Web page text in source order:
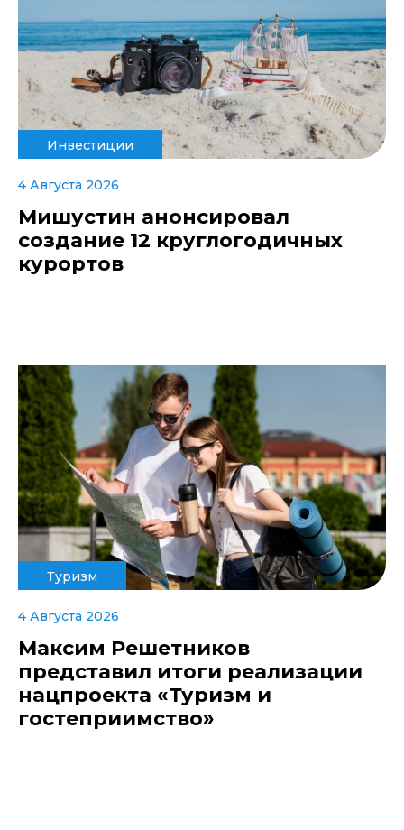
Инвестиции
4 Августа 2026
Мишустин анонсировал
создание 12 круглогодичных
курортов
Туризм
4 Августа 2026
Максим Решетников
представил итоги реализации
нацпроекта «Туризм и
гостеприимство»